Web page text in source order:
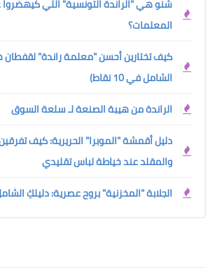
شنو هي "الراندة التونسية" اللي كيهضروا
المعلمات؟
كيف تختارين أحسن "معلمة راندة"
الشامل في 10 نقاط)
الراندة من هيبة الصنعة لـ سلعة السوق
دليل أقمشة "الموبرا" الحريرية: كيف
والمقلد عند خياطة لباس تقليدي
الجلابة "المخزنية" بروح عصرية: دليلكِ